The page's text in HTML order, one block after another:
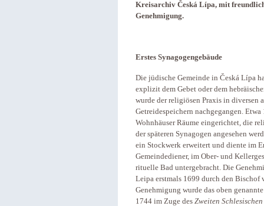
Kreisarchiv Česká Lípa, mit
Genehmigung.
Erstes Synagogengebäude
Die jüdische Gemeinde in Česká Lípa
explizit dem Gebet oder dem
wurde der religiösen Praxis in diversen
Getreidespeichern nachgegangen.
Wohnhäuser Räume eingerichtet, die
der späteren Synagogen angesehen
ein Stockwerk erweitert und diente im
Gemeindediener, im Ober- und
rituelle Bad untergebracht. Die
Leipa erstmals 1699 durch den
Genehmigung wurde das oben
1744 im Zuge des Zweiten